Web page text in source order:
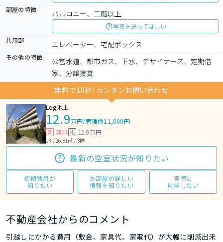
部屋の特徴
バルコニー、二階以上
写真を送ってほしい
共用部
エレベーター、宅配ボックス
その他の特徴
公営水道、都市ガス、下水、デザイナーズ、定期借
家、分譲賃貸
無料で10秒! カンタンお問い合わせ
Log池上
12.9万円/管理費11,000円
敷 無料 礼 12.9万円
1K / 26.81㎡ / 3階
最新の空室状況が知りたい
初期費用が
知りたい
お部屋の詳しい
情報を知りたい
実際に
見学したい
不動産会社からのコメント
引越しにかかる費用（敷金、家具代、家電代）が大幅に削減出来